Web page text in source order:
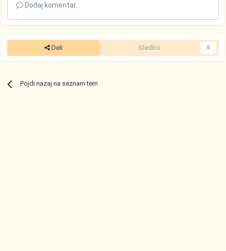
Dodaj komentar...
Deli Sledilci 0
Pojdi nazaj na seznam tem